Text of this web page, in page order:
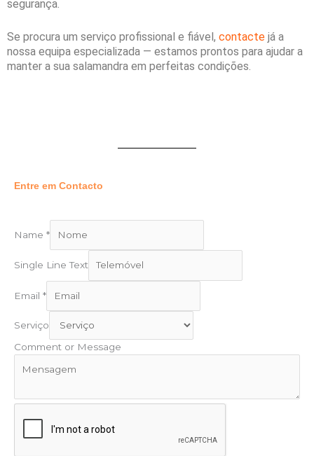
segurança.
Se procura um serviço profissional e fiável, contacte já a
nossa equipa especializada — estamos prontos para ajudar a
manter a sua salamandra em perfeitas condições.
Entre em Contacto
Name *
Single Line Text
Email *
Serviço
Comment or Message